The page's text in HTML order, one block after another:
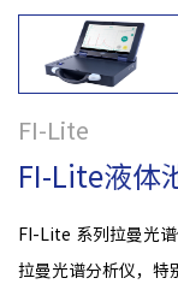
FI-Lite
FI-Lite液体
FI-Lite 系列拉曼光
拉曼光谱分析仪，特